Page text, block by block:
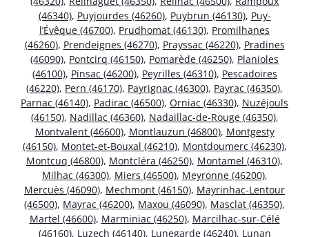
(46340), Puyjourdes (46260), Puybrun (46130), Puy-
l’Évêque (46700), Prudhomat (46130), Promilhanes
(46260), Prendeignes (46270), Prayssac (46220), Pradines
(46090), Pontcirq (46150), Pomarède (46250), Planioles
(46100), Pinsac (46200), Peyrilles (46310), Pescadoires
(46220), Pern (46170), Payrignac (46300), Payrac (46350),
Parnac (46140), Padirac (46500), Orniac (46330), Nuzéjouls
(46150), Nadillac (46360), Nadaillac-de-Rouge (46350),
Montvalent (46600), Montlauzun (46800), Montgesty
(46150), Montet-et-Bouxal (46210), Montdoumerc (46230),
Montcuq (46800), Montcléra (46250), Montamel (46310),
Milhac (46300), Miers (46500), Meyronne (46200),
Mercuès (46090), Mechmont (46150), Mayrinhac-Lentour
(46500), Mayrac (46200), Maxou (46090), Masclat (46350),
Martel (46600), Marminiac (46250), Marcilhac-sur-Célé
(46160), Luzech (46140), Lunegarde (46240), Lunan